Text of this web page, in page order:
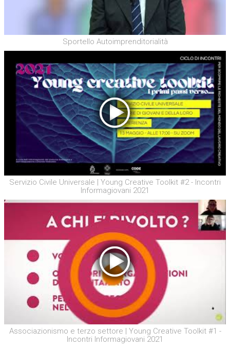
Sportello Autoimprenditorialità
Servizio Civile Universale | Young Creative Toolkit #2 - Incontri
Informagiovani 2021
Associazionismo e terzo settore | Young Creative Toolkit #1 -
Incontri Informagiovani 2021